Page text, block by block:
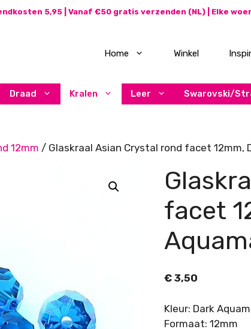
5,95 | Vanaf €50 gratis verzenden (NL) | Elke
Home Winkel
Draad Kralen Leer Swarovski/
12mm / Glaskraal Asian Crystal rond facet 12mm,
facet
€3,50
Kleur: Dark
Formaat: 12mm